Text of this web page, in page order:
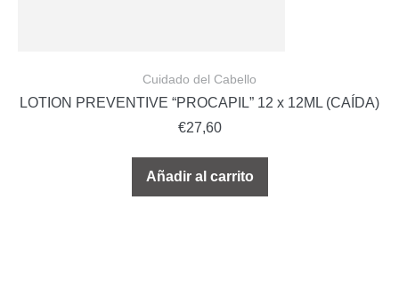
Cuidado del Cabello
LOTION PREVENTIVE “PROCAPIL” 12 x 12ML (CAÍDA)
€27,60
Añadir al carrito